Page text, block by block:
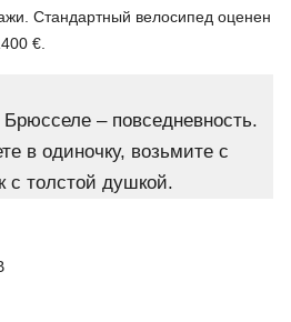
Стандартный велосипед оценен
€.
– повседневность.
в одиночку, возьмите с
с толстой душкой.